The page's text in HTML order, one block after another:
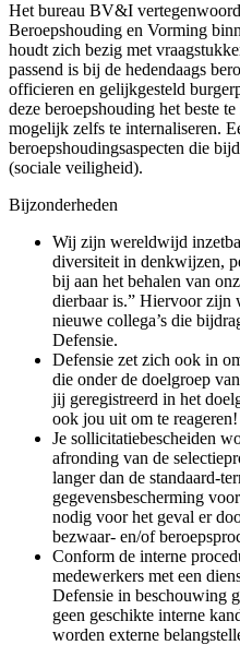
Het bureau BV&I
Beroepshouding en Vorming
houdt zich bezig met
passend is bij de hedendaags
officieren en gelijkgesteld
deze beroepshouding het beste
mogelijk zelfs te internaliseren.
beroepshoudingsaspecten die
(sociale veiligheid).
Bijzonderheden
Wij zijn wereldwijd
diversiteit in denkwijzen,
bij aan het behalen van
dierbaar is.” Hiervoor zijn
nieuwe collega’s die
Defensie.
Defensie zet zich ook in
die onder de doelgroep
jij geregistreerd in het
ook jou uit om te reageren!
Je sollicitatiebescheiden
afronding van de
langer dan de standaard-
gegevensbescherming
nodig voor het geval er
bezwaar- en/of
Conform de interne
medewerkers met een
Defensie in beschouwing
geen geschikte interne
worden externe